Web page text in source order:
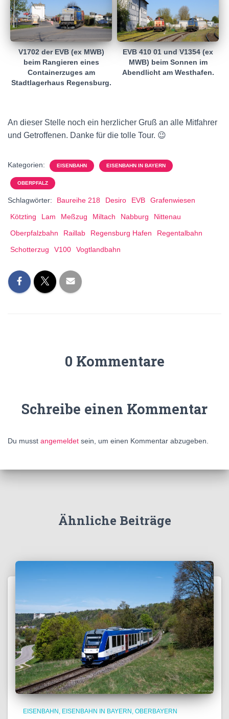
V1702 der EVB (ex MWB)
beim Rangieren eines
Containerzuges am
Stadtlagerhaus Regensburg.
EVB 410 01 und V1354 (ex
MWB) beim Sonnen im
Abendlicht am Westhafen.
An dieser Stelle noch ein herzlicher Gruß an alle Mitfahrer
und Getroffenen. Danke für die tolle Tour. 😉
Kategorien: EISENBAHN EISENBAHN IN BAYERN
OBERPFALZ
Schlagwörter: Baureihe 218 Desiro EVB
Grafenwiesen
Kötzting
Lam Meßzug Miltach Nabburg
Nittenau
Oberpfalzbahn
Raillab Regensburg Hafen
Regentalbahn
Schotterzug
V100 Vogtlandbahn
0 Kommentare
Schreibe einen Kommentar
Du musst angemeldet sein, um einen Kommentar abzugeben.
Ähnliche Beiträge
EISENBAHN EISENBAHN IN BAYERN OBERBAYERN